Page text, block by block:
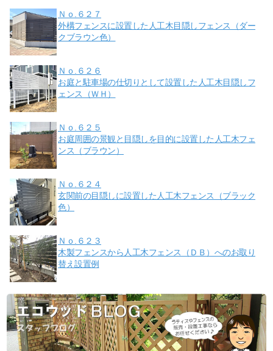
Ｎｏ.６２７
外構フェンスに設置した人工木目隠しフェンス（ダー
クブラウン色）
Ｎｏ.６２６
お庭と駐車場の仕切りとして設置した人工木目隠しフ
ェンス（ＷＨ）
Ｎｏ.６２５
お庭周囲の景観と目隠しを目的に設置した人工木フェ
ンス（ブラウン）
Ｎｏ.６２４
玄関前の目隠しに設置した人工木フェンス（ブラック
色）
Ｎｏ.６２３
木製フェンスから人工木フェンス（ＤＢ）へのお取り
替え設置例